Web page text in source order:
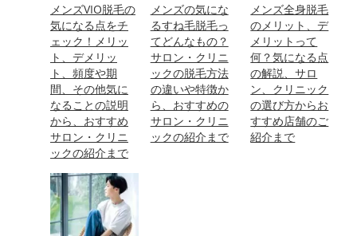
メンズVIO脱毛の
気になる点をチ
ェック！メリッ
ト、デメリッ
ト、頻度や期
間、その他気に
なることの説明
から、おすすめ
サロン・クリニ
ックの紹介まで
メンズの気にな
るすね毛脱毛っ
てどんなもの？
サロン・クリニ
ックの脱毛方法
の違いや特徴か
ら、おすすめの
サロン・クリニ
ックの紹介まで
メンズ全身脱毛
のメリット、デ
メリットって
何？気になる点
の解説、サロ
ン、クリニック
の選び方からお
すすめ店舗のご
紹介まで